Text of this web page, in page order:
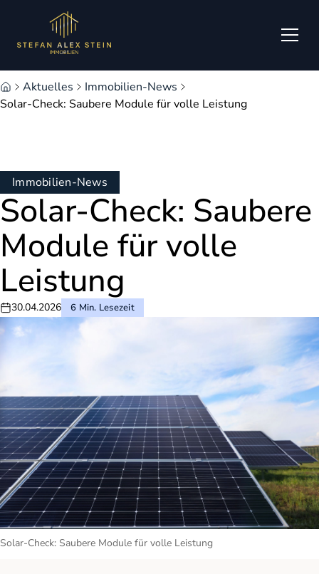
Zum Hauptinhalt springen
Zum Fuß springen
Aktuelles
Immobilien-News
Solar-Check: Saubere Module für volle Leistung
Immobilien-News
Solar-Check: Saubere
Module für volle
Leistung
30.04.2026 6 Min. Lesezeit
Solar-Check: Saubere Module für volle Leistung